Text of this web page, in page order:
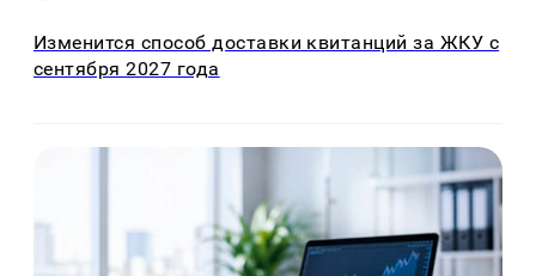
Изменится способ доставки квитанций за ЖКУ с
сентября 2027 года